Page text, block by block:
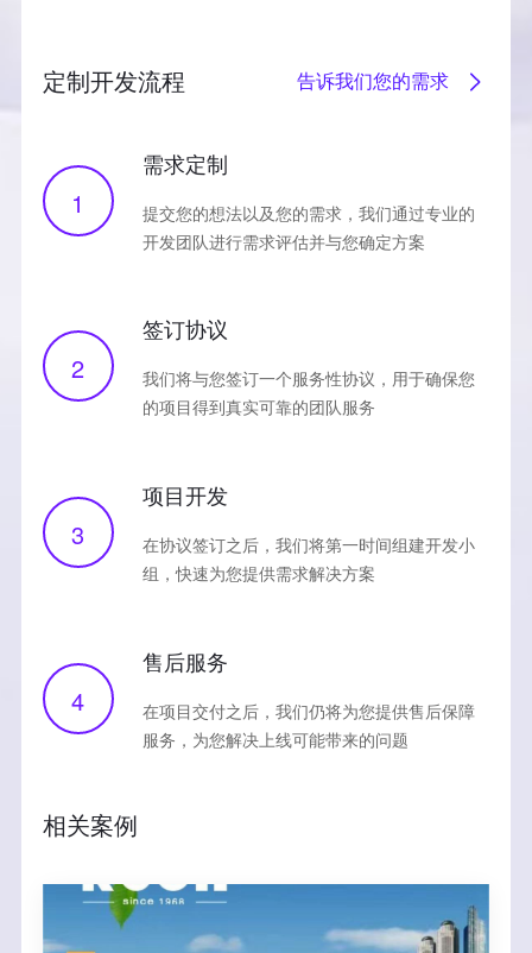
定制开发流程 告诉我们您的需求
1
需求定制
提交您的想法以及您的需求，我们通过专业的
开发团队进行需求评估并与您确定方案
2
签订协议
我们将与您签订一个服务性协议，用于确保您
的项目得到真实可靠的团队服务
3
项目开发
在协议签订之后，我们将第一时间组建开发小
组，快速为您提供需求解决方案
4
售后服务
在项目交付之后，我们仍将为您提供售后保障
服务，为您解决上线可能带来的问题
相关案例